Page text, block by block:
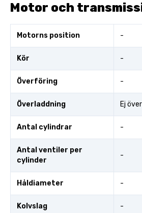
Motor och
Motorns position -
Kör -
Överföring -
Överladdning Ej
Antal cylindrar -
Antal ventiler per
cylinder
-
Håldiameter -
Kolvslag -